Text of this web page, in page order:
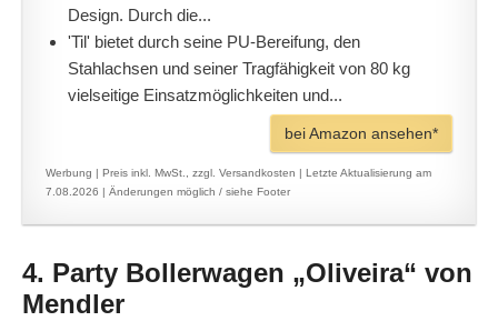
Design. Durch die...
'Til' bietet durch seine PU-Bereifung, den
Stahlachsen und seiner Tragfähigkeit von 80 kg
vielseitige Einsatzmöglichkeiten und...
bei Amazon ansehen*
Werbung | Preis inkl. MwSt., zzgl. Versandkosten | Letzte Aktualisierung am
7.08.2026 | Änderungen möglich / siehe Footer
4. Party Bollerwagen „Oliveira“ von
Mendler